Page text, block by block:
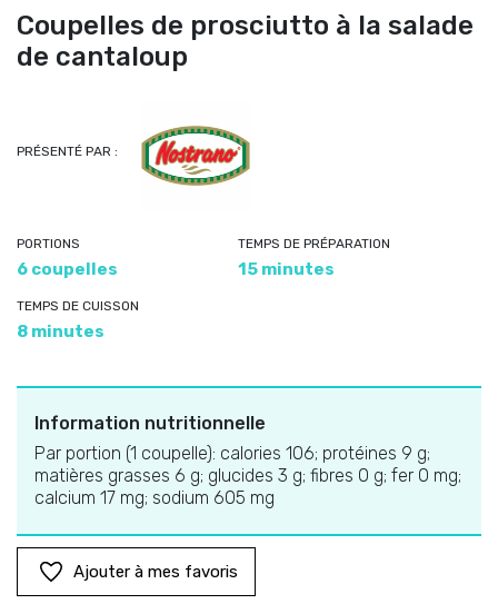
Coupelles de prosciutto à la salade
de cantaloup
PRÉSENTÉ PAR :
PORTIONS
6 coupelles
TEMPS DE PRÉPARATION
15 minutes
TEMPS DE CUISSON
8 minutes
Information nutritionnelle
Par portion (1 coupelle): calories 106; protéines 9 g;
matières grasses 6 g; glucides 3 g; fibres 0 g; fer 0 mg;
calcium 17 mg; sodium 605 mg
Ajouter à mes favoris